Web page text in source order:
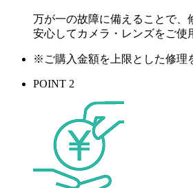
万が一の故障に備えることで、
安心してカメラ・レンズをご使
※ご購入金額を上限とした修理
POINT 2